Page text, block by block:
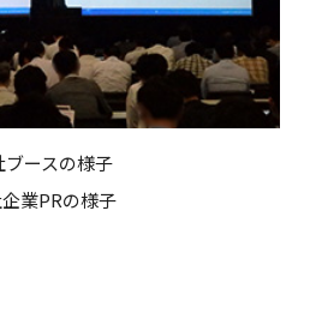
ブースの様子
業PRの様子